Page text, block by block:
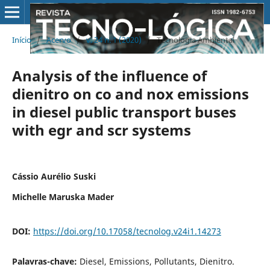
Início / Acervo / v. 24 n. 1 (2020) / Tecnologia Ambiental
Analysis of the influence of
dienitro on co and nox emissions
in diesel public transport buses
with egr and scr systems
Cássio Aurélio Suski
Michelle Maruska Mader
DOI: https://doi.org/10.17058/tecnolog.v24i1.14273
Palavras-chave: Diesel, Emissions, Pollutants, Dienitro.